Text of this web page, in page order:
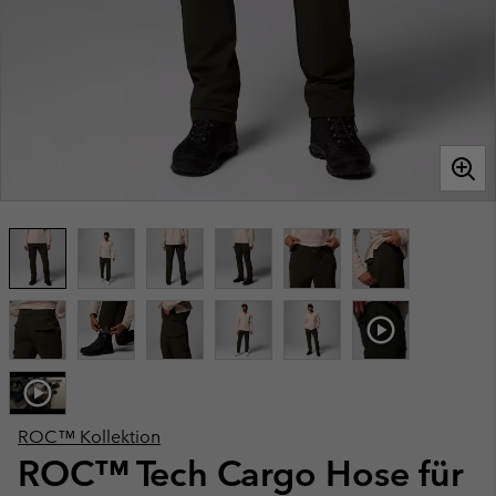
ROC™ Kollektion
ROC™ Tech Cargo Hose für